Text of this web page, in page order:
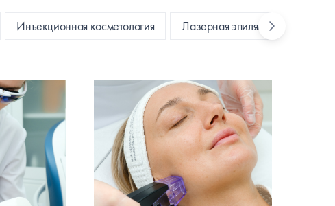
Инъекционная косметология Лазерная эпиляция